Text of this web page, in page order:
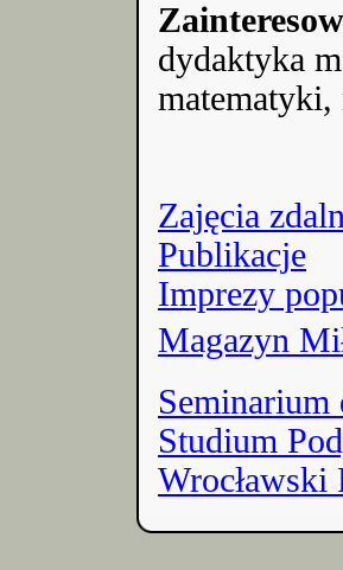
dydaktyka
matematyki,
Zajęcia
Publikacje
Imprezy
Magazyn
Studium
Wrocławski